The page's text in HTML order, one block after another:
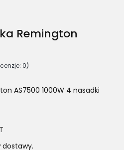
Remington
0)
AS7500 1000W 4 nasadki